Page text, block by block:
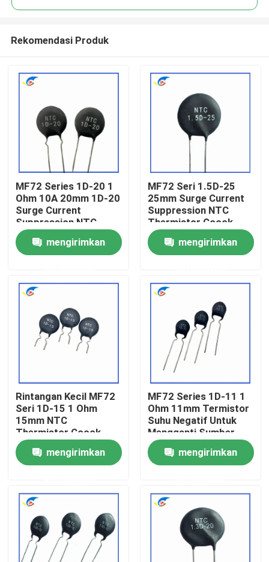
Rumah
Produk
Video
Tentang Kami
Kontrol Kualitas
Hubungi Kami
Kasus-kasus
Termistor PTC
Rekomendasi Produk
MF72 Series 1D-20 1
Ohm 10A 20mm 1D-20
Surge Current
Suppression NTC
Thermistor Cocok
untuk Power Supply
Daya Tinggi
mengirimkan
MF72 Seri 1.5D-25
25mm Surge Current
Suppression NTC
Thermistor Cocok
untuk Mengoperasikan
Power Supply Audio
Amplifier
mengirimkan
Rintangan Kecil MF72
Seri 1D-15 1 Ohm
15mm NTC
Thermistor Cocok
Untuk Menghidupkan
Adaptor Daya
mengirimkan
MF72 Series 1D-11 1
Ohm 11mm Termistor
Suhu Negatif Untuk
Mengganti Sumber
Daya
mengirimkan